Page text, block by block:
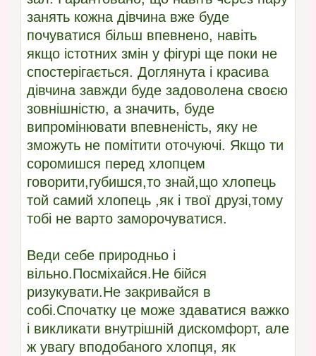
занять кожна дівчина вже буде
почуватися більш впевнено, навіть
якщо істотних змін у фігурі ще поки не
спостерігається. Доглянута і красива
дівчина завжди буде задоволена своєю
зовнішністю, а значить, буде
випромінювати впевненість, яку не
зможуть не помітити оточуючі. Якщо ти
соромишся перед хлопцем
говорити,губишся,то знай,що хлопець
той самий хлопець ,як і твої друзі,тому
тобі не варто заморочуватися.
Веди себе природньо і
вільно.Посміхайся.Не бійся
ризукувати.Не закривайся в
собі.Спочатку це може здаватися важко
і викликати внутрішній дискомфорт, але
ж увагу вподобаного хлопця, як